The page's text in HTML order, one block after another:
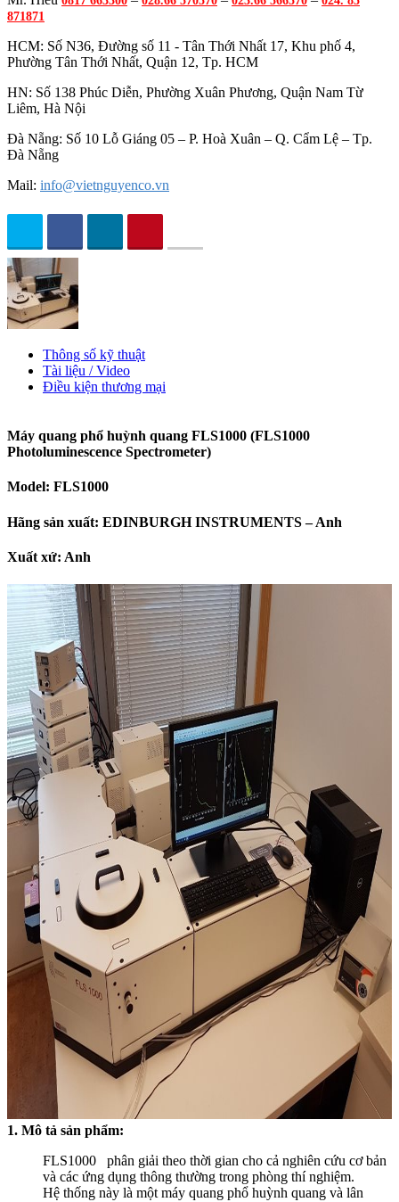
871871
HCM: Số N36, Đường số 11 - Tân Thới Nhất 17, Khu phố 4,
Phường Tân Thới Nhất, Quận 12, Tp. HCM
HN: Số 138 Phúc Diễn, Phường Xuân Phương, Quận Nam Từ
Liêm, Hà Nội
Đà Nẵng: Số 10 Lỗ Giáng 05 – P. Hoà Xuân – Q. Cẩm Lệ – Tp.
Đà Nẵng
Mail: info@vietnguyenco.vn
Thông số kỹ thuật
Tài liệu / Video
Điều kiện thương mại
Máy quang phổ huỳnh quang FLS1000 (FLS1000
Photoluminescence Spectrometer)
Model: FLS1000
Hãng sản xuất: EDINBURGH INSTRUMENTS – Anh
Xuất xứ: Anh
1. Mô tả sản phẩm:
FLS1000 phân giải theo thời gian cho cả nghiên cứu cơ bản
và các ứng dụng thông thường trong phòng thí nghiệm.
Hệ thống này là một máy quang phổ huỳnh quang và lân